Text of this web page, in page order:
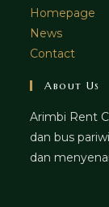
Homepage
News
Contact
About Us
Arimbi Rent
dan bus
dan